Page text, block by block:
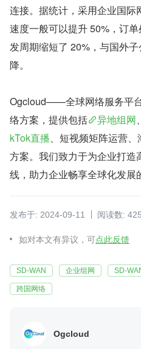
连接。据统计，采用企业国
速度一般可以提升 50%，订
发周期缩短了 20%，与国外
降。
Ogcloud——全球网络服务平
络方案，提供包括
异地组网
kTok直播、短视频矩阵运营
方案。我们致力于为企业打
线，助力企业畅享全球化发展
发布于: 2024-09-11 阅读数: 425
如对本文有异议，可点此反馈
SD-WAN 企业组网 SD-
跨国网络
Ogcloud